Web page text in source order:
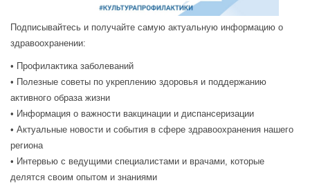
Подписывайтесь и получайте самую актуальную информацию о
здравоохранении:
• Профилактика заболеваний
• Полезные советы по укреплению здоровья и поддержанию
активного образа жизни
• Информация о важности вакцинации и диспансеризации
• Актуальные новости и события в сфере здравоохранения нашего
региона
• Интервью с ведущими специалистами и врачами, которые
делятся своим опытом и знаниями